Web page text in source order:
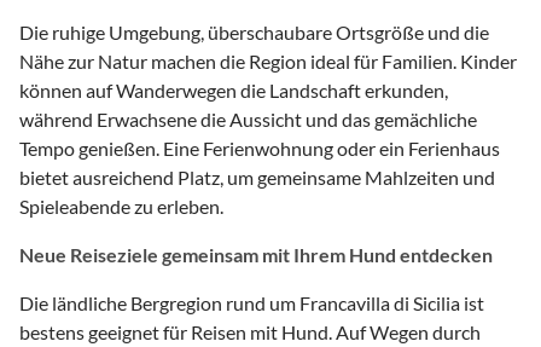
Die ruhige Umgebung, überschaubare Ortsgröße und die
Nähe zur Natur machen die Region ideal für Familien. Kinder
können auf Wanderwegen die Landschaft erkunden,
während Erwachsene die Aussicht und das gemächliche
Tempo genießen. Eine Ferienwohnung oder ein Ferienhaus
bietet ausreichend Platz, um gemeinsame Mahlzeiten und
Spieleabende zu erleben.
Neue Reiseziele gemeinsam mit Ihrem Hund entdecken
Die ländliche Bergregion rund um Francavilla di Sicilia ist
bestens geeignet für Reisen mit Hund. Auf Wegen durch